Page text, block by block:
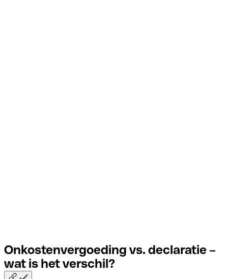
Onkostenvergoeding vs. declaratie –
wat is hetverschil?